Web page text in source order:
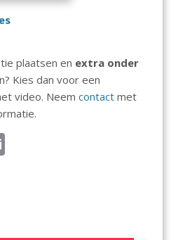
plaatsen en extra onder
Kies dan voor een
video. Neem contactmet
E